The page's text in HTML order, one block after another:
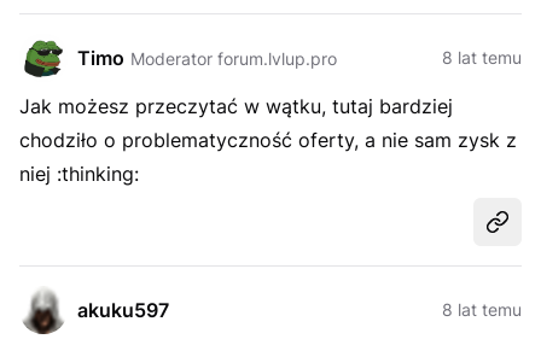
Timo Moderator forum.lvlup.pro 8 lat temu
Jak możesz przeczytać w wątku, tutaj bardziej
chodziło o problematyczność oferty, a nie sam zysk z
niej :thinking:
akuku597 8 lat temu